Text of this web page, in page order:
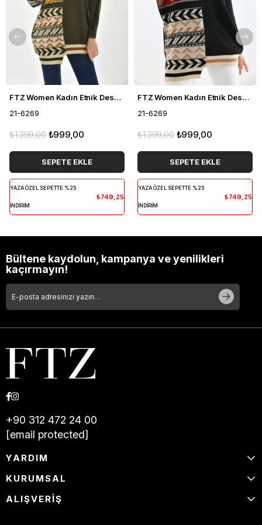
FTZ Women Kadın Etnik Desen Bluz Haki 21-6269
21-6269
₺999,00
₺1.399,00
SEPETE EKLE
YAZA ÖZEL SEPETTE %25
İNDİRİM
₺749,25
FTZ Women Kadın Etnik Desen Bluz Siyah 21-6269
21-6269
₺999,00
₺1.399,00
SEPETE EKLE
YAZA ÖZEL SEPETTE %25
İNDİRİM
₺749,25
Bültene kaydolun, kampanya ve yenilikleri
kaçırmayın!
+90 312 472 24 00
[email protected]
YARDIM
KURUMSAL
ALIŞVERİŞ